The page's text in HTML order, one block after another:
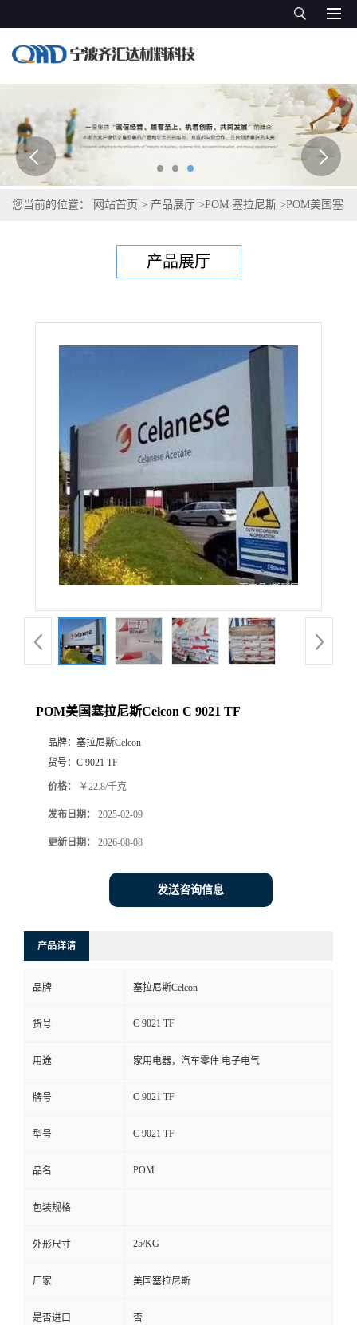
您当前的位置： 网站首页 > 产品展厅 >POM 塞拉尼斯 >POM美国塞
产品展厅
POM美国塞拉尼斯Celcon C 9021 TF
品牌： 塞拉尼斯Celcon
货号： C 9021 TF
价格： ￥22.8/千克
发布日期： 2025-02-09
更新日期： 2026-08-08
发送咨询信息
产品详请
品牌 塞拉尼斯Celcon
货号 C 9021 TF
用途 家用电器，汽车零件 电子电气
牌号 C 9021 TF
型号 C 9021 TF
品名 POM
包装规格
外形尺寸 25/KG
厂家 美国塞拉尼斯
是否进口 否